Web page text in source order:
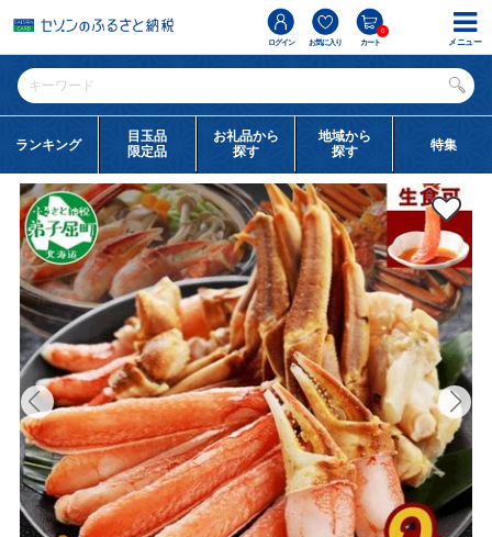
ログイン お気に入り カート
0
ランキング
目玉品
限定品
お礼品から
探す
地域から
探す
特集
メニュー